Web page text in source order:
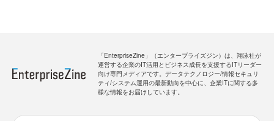
「EnterpriseZine」（エンタープライズジン）は、翔泳社が
運営する企業のIT活用とビジネス成長を支援するITリーダー
向け専門メディアです。データテクノロジー/情報セキュリ
ティ/システム運用の最新動向を中心に、企業ITに関する多
様な情報をお届けしています。